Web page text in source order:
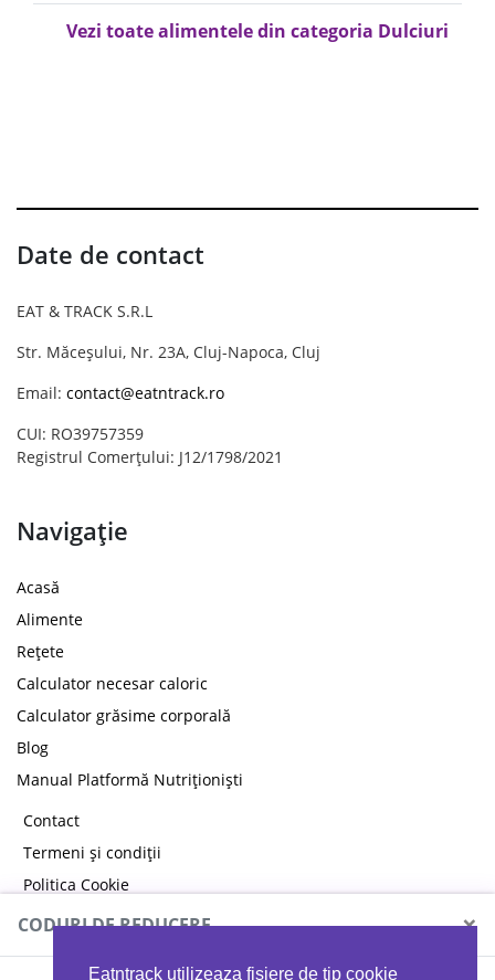
Eatntrack utilizeaza fisiere de tip cookie
Vezi toate alimentele din categoria Dulciuri
Date de contact
EAT & TRACK S.R.L
Str. Măceșului, Nr. 23A, Cluj-Napoca, Cluj
Email: contact@eatntrack.ro
CUI: RO39757359
Registrul Comerțului: J12/1798/2021
Navigație
Acasă
Alimente
Rețete
Calculator necesar caloric
Calculator grăsime corporală
Blog
Manual Platformă Nutriționiști
Contact
Termeni și condiții
Politica Cookie
Politica de confidențialitate
CODURI DE REDUCERE ×